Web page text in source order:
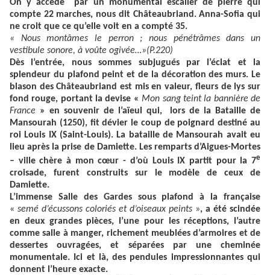
On y accède par un monumental escalier de pierre qui
compte 22 marches, nous dit Châteaubriand. Anna-Sofia qui
ne croit que ce qu’elle voit en a compté 35.
« Nous montâmes le perron ; nous pénétrâmes dans un
vestibule sonore, à voûte ogivée…»(P.220)
Dès l’entrée, nous sommes subjugués par l’éclat et la
splendeur du plafond peint et de la décoration des murs. Le
blason des Châteaubriand est mis en valeur, fleurs de lys sur
fond rouge, portant la devise « Mon sang teint la bannière de
France » en souvenir de l’aïeul qui, lors de la Bataille de
Mansourah (1250), fit dévier le coup de poignard destiné au
roi Louis IX (Saint-Louis). La bataille de Mansourah avait eu
lieu après la prise de Damiette. Les remparts d’Aigues-Mortes
– ville chère à mon cœur - d’où Louis IX partit pour la 7e
croisade, furent construits sur le modèle de ceux de
Damiette.
L’immense Salle des Gardes sous plafond à la française
« semé d’écussons coloriés et d’oiseaux peints », a été scindée
en deux grandes pièces, l’une pour les réceptions, l’autre
comme salle à manger, richement meublées d’armoires et de
dessertes ouvragées, et séparées par une cheminée
monumentale. Ici et là, des pendules impressionnantes qui
donnent l’heure exacte.